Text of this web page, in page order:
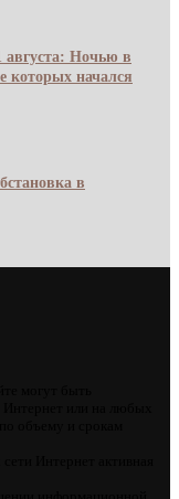
августа: Ночью в
которых начался
в